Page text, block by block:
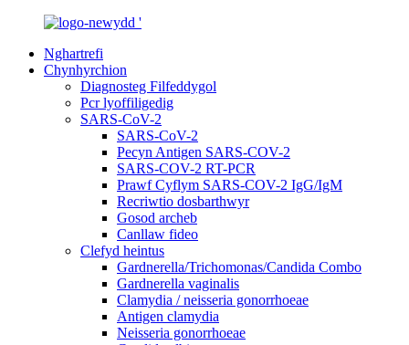
Nghartrefi
Chynhyrchion
Diagnosteg Filfeddygol
Pcr lyoffiligedig
SARS-CoV-2
SARS-CoV-2
Pecyn Antigen SARS-COV-2
SARS-COV-2 RT-PCR
Prawf Cyflym SARS-COV-2 IgG/IgM
Recriwtio dosbarthwyr
Gosod archeb
Canllaw fideo
Clefyd heintus
Gardnerella/Trichomonas/Candida Combo
Gardnerella vaginalis
Clamydia / neisseria gonorrhoeae
Antigen clamydia
Neisseria gonorrhoeae